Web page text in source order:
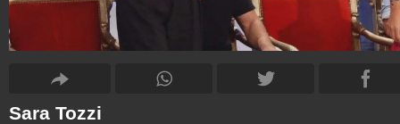
Sara Tozzi